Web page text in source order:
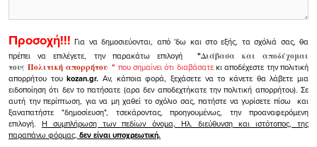
Προσοχή!!! Για να δημοσιεύονται, από 'δω και στο εξής, τα σχόλιά σας, θα
πρέπει να επιλέγετε, την παρακάτω επιλογή
"Διάβασα και αποδέχομαι
τουςΠολιτική απορρήτου" που σημαίνει ότι διαβάσατεκι αποδέχεστε την πολιτική
απορρήτου τουkozan.gr. Αν, κάποια φορά, ξεχάσετε να το κάνετε θα λάβετε μια
ειδοποίηση ότι δεν το πατήσατε (αρα δεν αποδεχτήκατε την πολιτική απορρήτου). Σε
αυτή την περίπτωση, για να μη χαθεί το σχόλιο σας, πατήστε να γυρίσετε πίσω και
ξαναπατήστε "δημοσίευση", τσεκάροντας, προηγουμένως, την προαναφερόμενη
επιλογή.Η συμπλήρωση των πεδίων όνομα, Ηλ. διεύθυνση και ιστότοπος, της
παραπάνω φόρμας, δεν είναι υποχρεωτική.